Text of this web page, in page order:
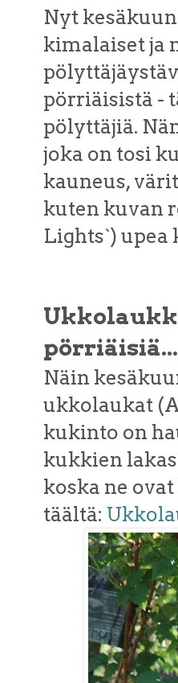
Nyt
kimalaiset ja
pörriäisistä -
pölyttäjiä.
joka on tosi
kauneus,
kuten kuvan
Lights`) upea
pörriäisiä...
Näin
ukkolaukat
kukinto on
kukkien
koska ne
täältä: